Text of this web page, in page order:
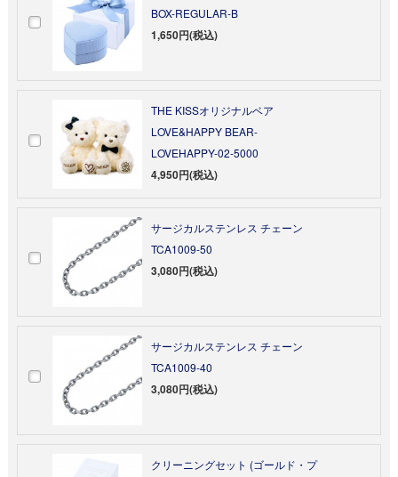
BOX-REGULAR-B
1,650円(税込)
THE KISSオリジナルベア
LOVE&HAPPY BEAR-
LOVEHAPPY-02-5000
4,950円(税込)
サージカルステンレス チェーン
TCA1009-50
3,080円(税込)
サージカルステンレス チェーン
TCA1009-40
3,080円(税込)
クリーニングセット (ゴールド・プ